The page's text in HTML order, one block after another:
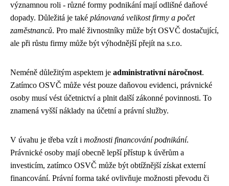
významnou roli - různé formy podnikání mají odlišné daňové
dopady. Důležitá je také plánovaná velikost firmy a počet
zaměstnanců. Pro malé živnostníky může být OSVČ dostačující,
ale při růstu firmy může být výhodnější přejít na s.r.o.
Neméně důležitým aspektem je administrativní náročnost.
Zatímco OSVČ může vést pouze daňovou evidenci, právnické
osoby musí vést účetnictví a plnit další zákonné povinnosti. To
znamená vyšší náklady na účetní a právní služby.
V úvahu je třeba vzít i možnosti financování podnikání.
Právnické osoby mají obecně lepší přístup k úvěrům a
investicím, zatímco OSVČ může být obtížnější získat externí
financování. Právní forma také ovlivňuje možnosti převodu či